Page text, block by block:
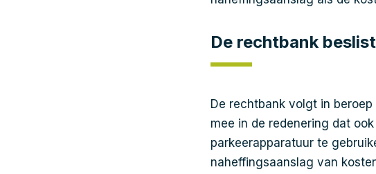
De rechtbank beslist
De rechtbank volgt in
mee in de redenering dat
parkeerapparatuur te
naheffingsaanslag van